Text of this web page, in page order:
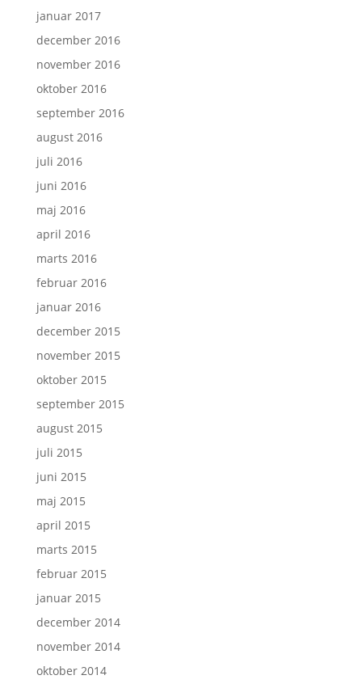
januar 2017
december 2016
november 2016
oktober 2016
september 2016
august 2016
juli 2016
juni 2016
maj 2016
april 2016
marts 2016
februar 2016
januar 2016
december 2015
november 2015
oktober 2015
september 2015
august 2015
juli 2015
juni 2015
maj 2015
april 2015
marts 2015
februar 2015
januar 2015
december 2014
november 2014
oktober 2014